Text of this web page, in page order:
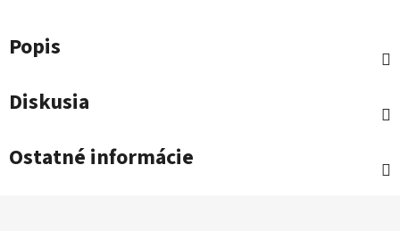
Popis
Diskusia
Ostatné informácie